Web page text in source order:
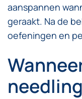
aanspannen
geraakt. Na de
oefeningen en